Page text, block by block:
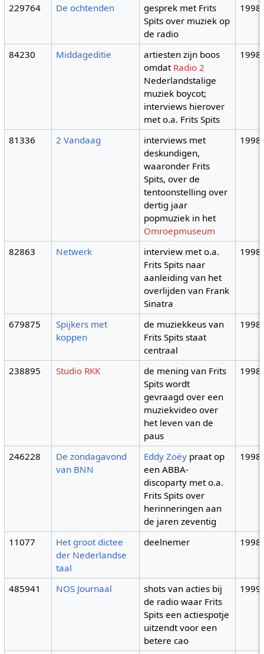
229764 De ochtenden
gesprek met Frits
Spits over muziek op
de radio
1998
84230 Middageditie
artiesten zijn boos
omdat Radio 2
Nederlandstalige
muziek boycot;
interviews hierover
met o.a. Frits Spits
1998
81336 2 Vandaag
interviews met
deskundigen,
waaronder Frits
Spits, over de
tentoonstelling over
dertig jaar
popmuziek in het
Omroepmuseum
1998
82863 Netwerk
interview met o.a.
Frits Spits naar
aanleiding van het
overlijden van Frank
Sinatra
1998
679875
Spijkers met
koppen
de muziekkeus van
Frits Spits staat
centraal
1998
238895 Studio RKK
de mening van Frits
Spits wordt
gevraagd over een
muziekvideo over
het leven van de
paus
1998
246228
De zondagavond
van BNN
Eddy Zoëy praat op
een ABBA-
discoparty met o.a.
Frits Spits over
herinneringen aan
de jaren zeventig
1998
11077
Het groot dictee
der Nederlandse
taal
deelnemer 1998
485941 NOS Journaal
shots van acties bij
de radio waar Frits
Spits een actiespotje
uitzendt voor een
betere cao
1999